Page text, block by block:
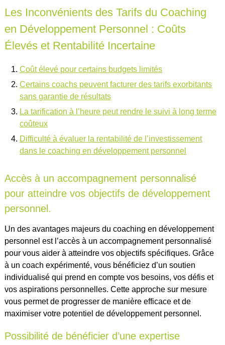
Les Inconvénients des Tarifs du Coaching
en Développement Personnel : Coûts
Élevés et Rentabilité Incertaine
Coût élevé pour certains budgets limités
Certains coachs peuvent facturer des tarifs exorbitants
sans garantie de résultats
La tarification à l’heure peut rendre le suivi à long terme
coûteux
Difficulté à évaluer la rentabilité de l’investissement
dans le coaching en développement personnel
Accès à un accompagnement personnalisé
pour atteindre vos objectifs de développement
personnel.
Un des avantages majeurs du coaching en développement
personnel est l’accès à un accompagnement personnalisé
pour vous aider à atteindre vos objectifs spécifiques. Grâce
à un coach expérimenté, vous bénéficiez d’un soutien
individualisé qui prend en compte vos besoins, vos défis et
vos aspirations personnelles. Cette approche sur mesure
vous permet de progresser de manière efficace et de
maximiser votre potentiel de développement personnel.
Possibilité de bénéficier d’une expertise